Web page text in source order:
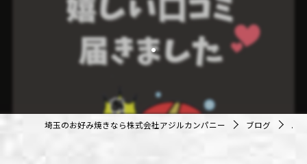
.
埼玉のお好み焼きなら株式会社アジルカンパニー ブログ .